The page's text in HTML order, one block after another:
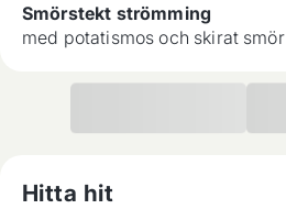
Smörstekt strömming
med potatismos och skirat smör
Hitta hit